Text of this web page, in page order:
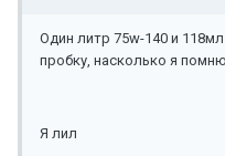
Один литр 75w-140 и
пробку, насколько я
Я лил